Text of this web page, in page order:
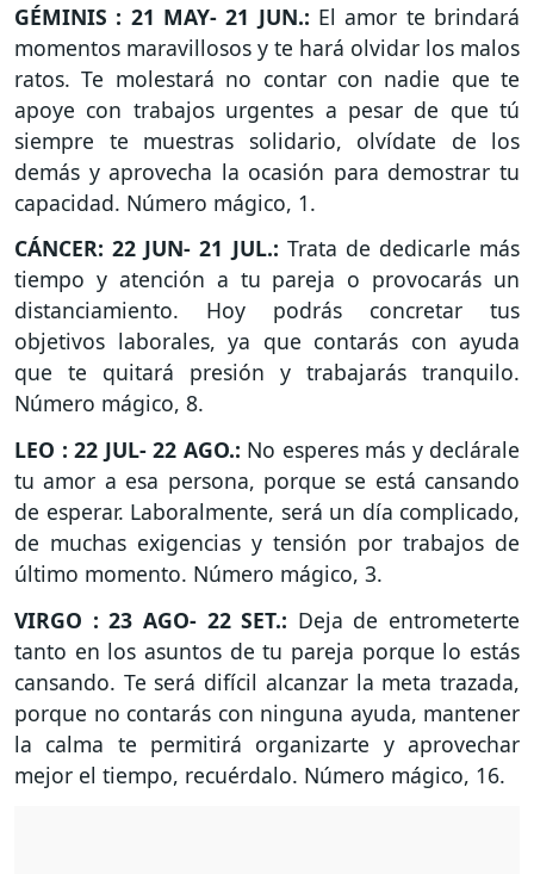
GÉMINIS : 21 MAY- 21 JUN.: El amor te brindará
momentos maravillosos y te hará olvidar los malos
ratos. Te molestará no contar con nadie que te
apoye con trabajos urgentes a pesar de que tú
siempre te muestras solidario, olvídate de los
demás y aprovecha la ocasión para demostrar tu
capacidad. Número mágico, 1.
CÁNCER: 22 JUN- 21 JUL.: Trata de dedicarle más
tiempo y atención a tu pareja o provocarás un
distanciamiento. Hoy podrás concretar tus
objetivos laborales, ya que contarás con ayuda
que te quitará presión y trabajarás tranquilo.
Número mágico, 8.
LEO : 22 JUL- 22 AGO.: No esperes más y declárale
tu amor a esa persona, porque se está cansando
de esperar. Laboralmente, será un día complicado,
de muchas exigencias y tensión por trabajos de
último momento. Número mágico, 3.
VIRGO : 23 AGO- 22 SET.: Deja de entrometerte
tanto en los asuntos de tu pareja porque lo estás
cansando. Te será difícil alcanzar la meta trazada,
porque no contarás con ninguna ayuda, mantener
la calma te permitirá organizarte y aprovechar
mejor el tiempo, recuérdalo. Número mágico, 16.